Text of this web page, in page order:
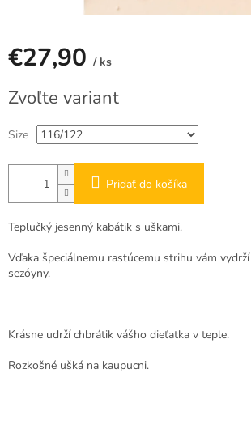
€27,90 / ks
cena:
Zvoľte variant
Size
Pridať do košíka
Teplučký jesenný kabátik s uškami.
Vďaka špeciálnemu rastúcemu strihu vám
sezóyny.
Krásne udrží chbrátik vášho dieťatka v teple.
Rozkošné ušká na kaupucni.